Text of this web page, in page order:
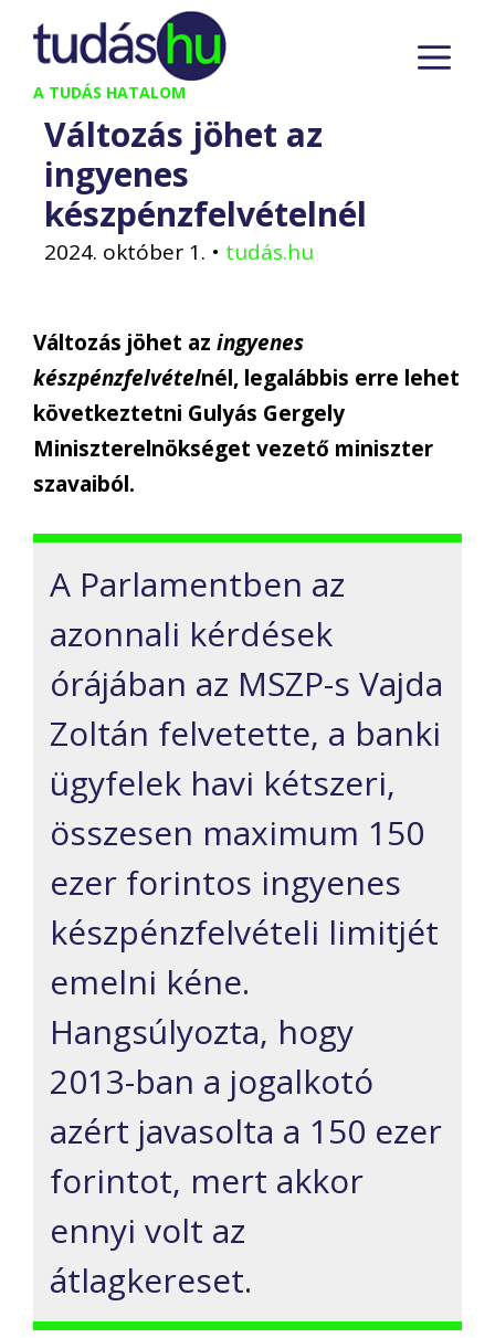
Kilépés
tartalomba
A TUDÁS HATALOM
Változás jöhet az
ingyenes
készpénzfelvételnél
2024. október 1. • tudás.hu
Változás jöhet az ingyenes
készpénzfelvételnél, legalábbis erre lehet
következtetni Gulyás Gergely
Miniszterelnökséget vezető miniszter
szavaiból.
A Parlamentben az
azonnali kérdések
órájában az MSZP-s Vajda
Zoltán felvetette, a banki
ügyfelek havi kétszeri,
összesen maximum 150
ezer forintos ingyenes
készpénzfelvételi limitjét
emelni kéne.
Hangsúlyozta, hogy
2013-ban a jogalkotó
azért javasolta a 150 ezer
forintot, mert akkor
ennyi volt az
átlagkereset.